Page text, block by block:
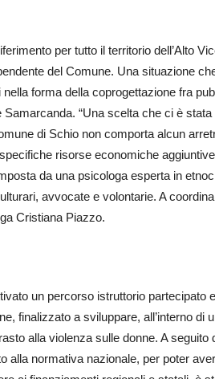
per tutto il territorio dell’Alto
del Comune. Una situazione
forma della coprogettazione fra
“Una scelta che ci è
di Schio non comporta alcun
risorse economiche
da una psicologa esperta in
avvocate e volontarie. A
Cristiana Piazzo.
un percorso istruttorio partecipato
finalizzato a sviluppare, all’interno di
alla violenza sulle donne. A seguito
alla normativa nazionale, per poter